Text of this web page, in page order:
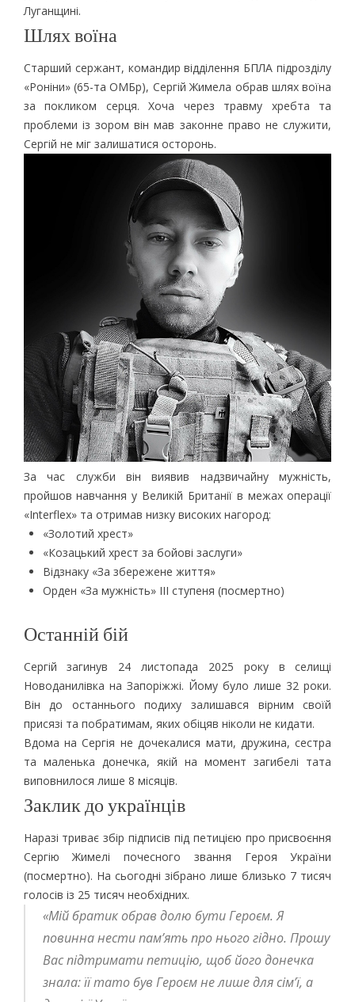
Луганщині.
Шлях воїна
Старший сержант, командир відділення БПЛА підрозділу
«Роніни» (65-та ОМБр), Сергій Жимела обрав шлях воїна
за покликом серця. Хоча через травму хребта та
проблеми із зором він мав законне право не служити,
Сергій не міг залишатися осторонь.
За час служби він виявив надзвичайну мужність,
пройшов навчання у Великій Британії в межах операції
«Interflex» та отримав низку високих нагород:
«Золотий хрест»
«Козацький хрест за бойові заслуги»
Відзнаку «За збережене життя»
Орден «За мужність» ІІІ ступеня (посмертно)
Останній бій
Сергій загинув 24 листопада 2025 року в селищі
Новоданилівка на Запоріжжі. Йому було лише 32 роки.
Він до останнього подиху залишався вірним своїй
присязі та побратимам, яких обіцяв ніколи не кидати.
Вдома на Сергія не дочекалися мати, дружина, сестра
та маленька донечка, якій на момент загибелі тата
виповнилося лише 8 місяців.
Заклик до українців
Наразі триває збір підписів під петицією про присвоєння
Сергію Жимелі почесного звання Героя України
(посмертно). На сьогодні зібрано лише близько 7 тисяч
голосів із 25 тисяч необхідних.
«Мій братик обрав долю бути Героєм. Я
повинна нести пам’ять про нього гідно. Прошу
Вас підтримати петицію, щоб його донечка
знала: її тато був Героєм не лише для сім’ї, а